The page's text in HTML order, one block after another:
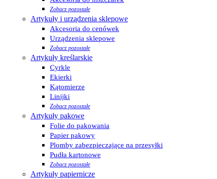
Zobacz pozostałe
Artykuły i urządzenia sklepowe
Akcesoria do cenówek
Urządzenia sklepowe
Zobacz pozostałe
Artykuły kreślarskie
Cyrkle
Ekierki
Kątomierze
Linijki
Zobacz pozostałe
Artykuły pakowe
Folie do pakowania
Papier pakowy
Plomby zabezpieczające na przesyłki
Pudła kartonowe
Zobacz pozostałe
Artykuły papiernicze